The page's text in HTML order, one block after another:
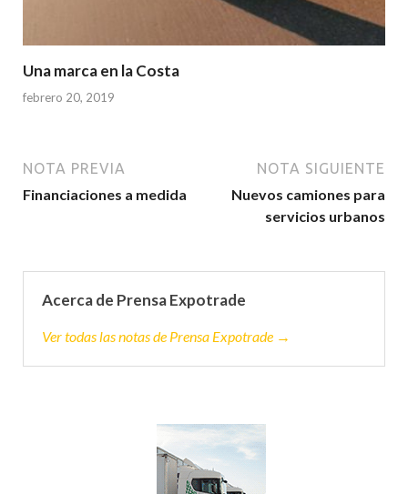
Una marca en la Costa
febrero 20, 2019
NOTA PREVIA
Financiaciones a medida
NOTA SIGUIENTE
Nuevos camiones para
servicios urbanos
Acerca de Prensa Expotrade
Ver todas las notas de Prensa Expotrade →